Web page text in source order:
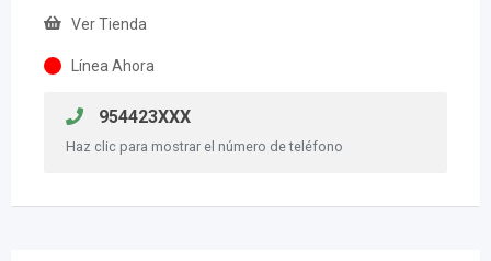
Ver Tienda
Línea Ahora
954423XXX
Haz clic para mostrar el número de teléfono